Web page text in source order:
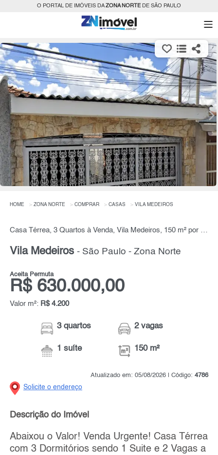
O PORTAL DE IMÓVEIS DAZONA NORTEDE SÃO PAULO
HOME ZONA NORTE COMPRAR CASAS VILA MEDEIROS
Casa Térrea, 3 Quartos à Venda, Vila Medeiros, 150 m² por R$ 630.000,00
Vila Medeiros - São Paulo - Zona Norte
Aceita Permuta
R$ 630.000,00
Valor m²: R$ 4.200
3 quartos
1 suíte
2 vagas
150 m²
Atualizado em: 05/08/2026 | Código: 4786
Solicite o endereço
Descrição do Imóvel
Abaixou o Valor! Venda Urgente! Casa Térrea
com 3 Dormitórios sendo 1 Suite e 2 Vagas a